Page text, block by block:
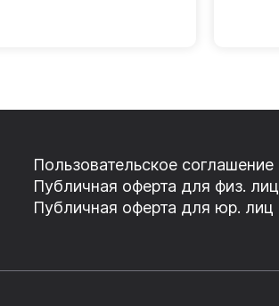
Пользовательское соглашение
Публичная оферта для физ. лиц
Публичная оферта для юр. лиц